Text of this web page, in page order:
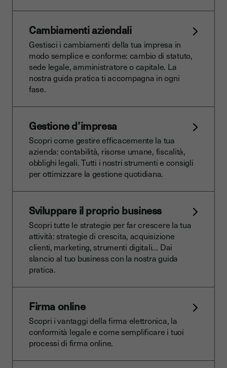
Cambiamenti aziendali
Gestisci i cambiamenti della tua impresa in
modo semplice e conforme: cambio di statuto,
sede legale, amministratore o capitale. La
nostra guida pratica ti accompagna in ogni
fase.
Gestione d’impresa
Scopri come gestire efficacemente la tua
azienda: contabilità, risorse umane, fiscalità,
obblighi legali. Tutti i nostri strumenti e consigli
per ottimizzare la gestione quotidiana.
Sviluppare il proprio business
Scopri tutte le strategie per far crescere la tua
attività: strategie di crescita, acquisizione
clienti, marketing, strumenti digitali… Dai
slancio al tuo business con la nostra guida
pratica.
Firma online
Scopri i vantaggi della firma elettronica, la
conformità legale e come semplificare i tuoi
processi di firma online.